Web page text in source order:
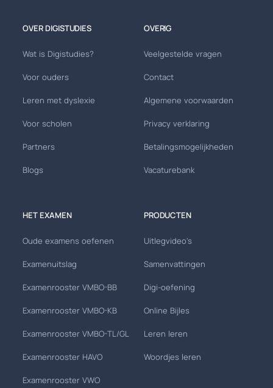
OVER DIGISTUDIES
Wat is Digistudies?
Voor ouders
Leren met dyslexie
Voor scholen
Partners
Blogs
OVERIG
Veelgestelde vragen
Contact
Algemene voorwaarden
Privacy verklaring
Betalingsmogelijkheden
Vacaturebank
HET EXAMEN
Oude examens oefenen
Examenuitslag
Examenrooster VMBO-BB
Examenrooster VMBO-KB
Examenrooster VMBO-TL/GL
Examenrooster HAVO
Examenrooster VWO
PRODUCTEN
Uitlegvideo's
Samenvattingen
Digi-oefening
Online Bijles
Leren leren
Woordjes leren